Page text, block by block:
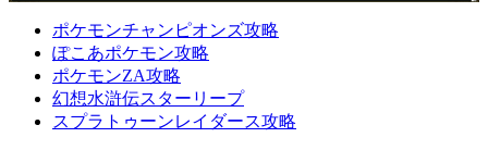
ポケモンチャンピオンズ攻略
ぽこあポケモン攻略
ポケモンZA攻略
幻想水滸伝スターリープ
スプラトゥーンレイダース攻略